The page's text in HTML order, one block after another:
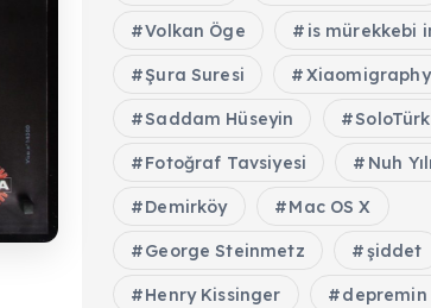
Volkan Öge is mürekkebi
Şura Suresi Xiaomigraphy
Saddam Hüseyin SoloTürk
Fotoğraf Tavsiyesi Nuh
Demirköy Mac OS X
George Steinmetz şiddet
Henry Kissinger